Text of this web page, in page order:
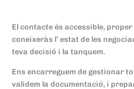
El contacte és accessible,
coneixeràs l’ estat de les
teva decisió i la tanquem.
Ens encarreguem de gestionar
validem la documentació, i